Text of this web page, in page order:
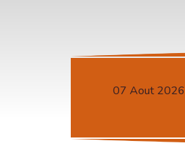
07 Aout 2026